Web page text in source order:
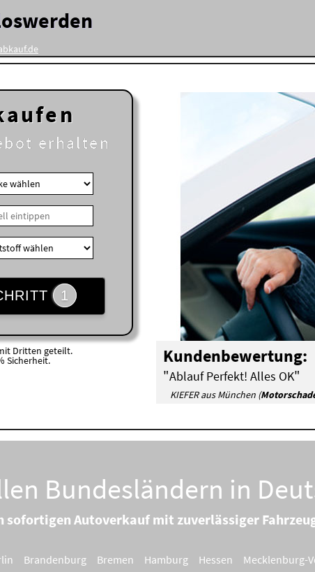
erhalten
1
Dritten geteilt.
Sicherheit. Kundenbewertung:
"Ablauf Perfekt! Alles OK"
KIEFER aus München (
Bundesländern in
sofortigen Autoverkauf mit zuverlässiger
Brandenburg Bremen Hamburg Hessen Mecklenburg-